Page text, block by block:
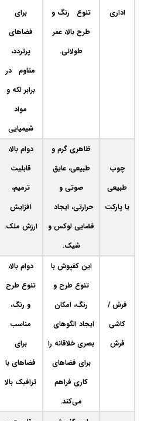
اداری
تنوع رنگ و
طرح بالا، عمر
طولانی.
برای
فضاهای
پرتردد،
مقاوم در
برابر لکه و
مواد
شیمیایی
چوب
طبیعی
یا پارکت
ظاهری گرم و
طبیعی، عایق
صوتی و
حرارتی، ایجاد
فضایی لوکس و
شیک.
دوام بالا،
قابلیت
ترمیم،
افزایش
ارزش ملک.
فرش /
کاشی
فرش
این کفپوش با
تنوع طرح و
رنگ، امکان
ایجاد الگوهای
بصری خلاقانه را
برای فضاهای
کاری فراهم
می‌کند.
دوام بالا،
تنوع طرح
و رنگ،
مناسب
برای
فضاهای با
ترافیک بالا